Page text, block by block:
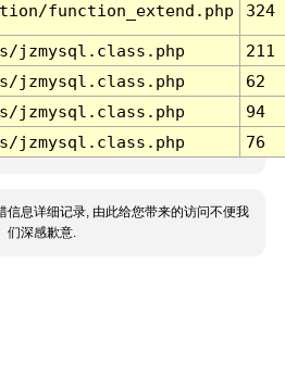
function_extend.php 324
jzmysql.class.php
211
jzmysql.class.php
62
jzmysql.class.php
94
jzmysql.class.php 76
信息详细记录, 由此给您带来的访问不便我
们深感歉意.